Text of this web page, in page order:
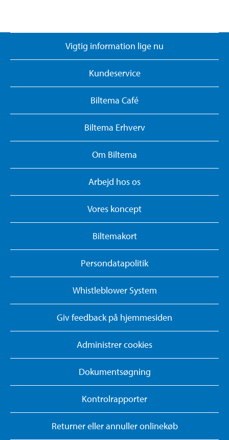
Vigtig information lige nu
Kundeservice
Biltema Café
Biltema Erhverv
Om Biltema
Arbejd hos os
Vores koncept
Biltemakort
Persondatapolitik
Whistleblower System
Giv feedback på hjemmesiden
Administrer cookies
Dokumentsøgning
Kontrolrapporter
Returner eller annuller onlinekøb